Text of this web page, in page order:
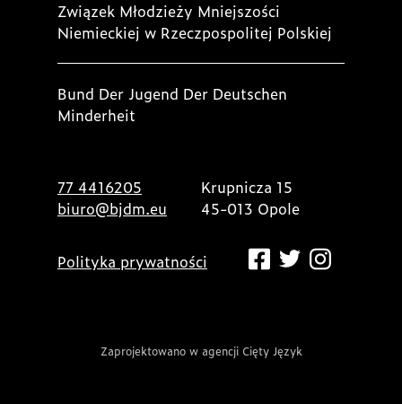
Związek Młodzieży Mniejszości
Niemieckiej w Rzeczpospolitej Polskiej
Bund Der Jugend Der Deutschen
Minderheit
77 4416205
biuro@bjdm.eu
Krupnicza 15
45-013 Opole
Polityka prywatności
Zaprojektowano w agencji Cięty Język